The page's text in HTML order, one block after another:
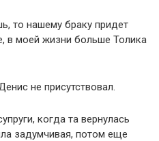
то нашему браку придет
в моей жизни больше Толика
не присутствовал.
когда та вернулась
задумчивая, потом еще